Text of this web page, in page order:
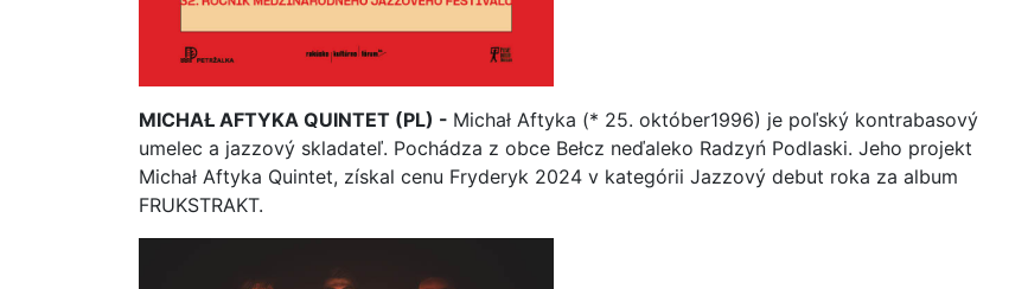
MICHAŁ AFTYKA QUINTET (PL) - Michał Aftyka (* 25. október1996) je poľský kontrabasový
umelec a jazzový skladateľ. Pochádza z obce Bełcz neďaleko Radzyń Podlaski. Jeho projekt
Michał Aftyka Quintet, získal cenu Fryderyk 2024 v kategórii Jazzový debut roka za album
FRUKSTRAKT.